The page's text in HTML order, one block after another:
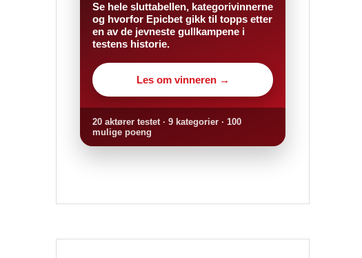
Se hele sluttabellen, kategorivinnerne
og hvorfor Epicbet gikk til topps etter
en av de jevneste gullkampene i
testens historie.
Les om vinneren →
20 aktører testet · 9 kategorier · 100
mulige poeng